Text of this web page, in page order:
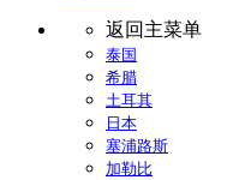
返回主菜单
泰国
希腊
土耳其
日本
塞浦路斯
加勒比